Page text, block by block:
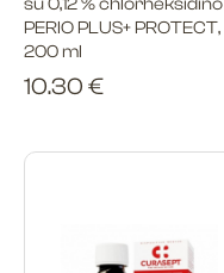
su 0,12 % chlorheksidino
PERIO PLUS+ PROTECT,
200 ml
10.30 €